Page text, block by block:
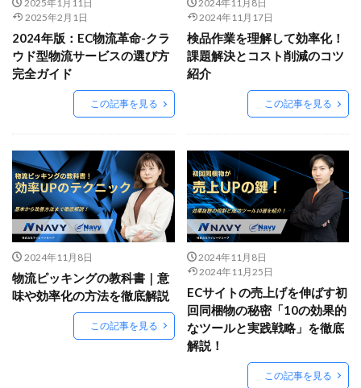
2025年1月11日
2025年2月1日
2024年版：EC物流革命-クラ
ウド型物流サービスの選び方
完全ガイド
この記事を見る
2024年11月8日
2024年11月17日
検品作業を理解して効率化！
課題解決とコスト削減のコツ
紹介
この記事を見る
2024年11月8日
物流ピッキングの教科書｜意
味や効率化の方法を徹底解説
この記事を見る
2024年11月8日
2024年11月25日
ECサイトの売上げを伸ばす初
回同梱物の秘密「10の効果的
なツールと実践戦略」を徹底
解説！
この記事を見る
Amazon支援
Amazon運用
AMC活用
API連携 Apple Pay
ASIN
BFCM
BtoB EC
CRM CTR改善
D2C(自社サイト)
DX
ec ecforce ECに活用
ECコンサル
ECコンサルタント
ECコンサルティング
ECサイト
ECサイト構築
ECサイト運営
ECセミナー
ECツール
ECビジネス
ECビジネス成功法
ECマーケティング戦略
ECモール
ECモール売上アップ
ECモール戦略
EC事業者向け
EC化率 EC売上アップ
EC市場
EC広告
EC広告運用 EC成功事例
EC支援